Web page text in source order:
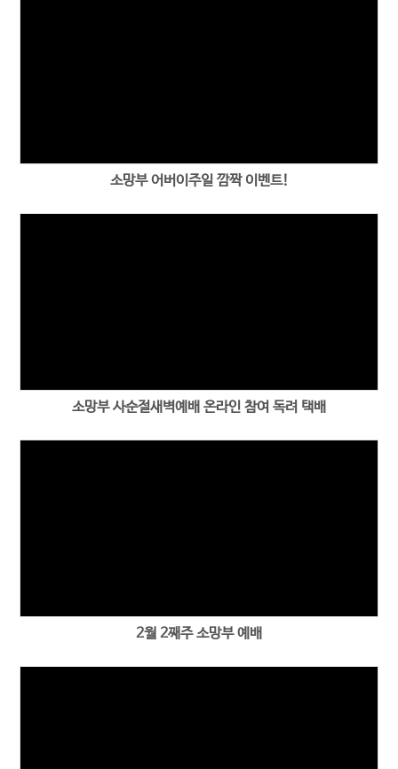
소망부 어버이주일 깜짝 이벤트!
소망부 사순절새벽예배 온라인 참여 독려 택배
2월 2째주 소망부 예배